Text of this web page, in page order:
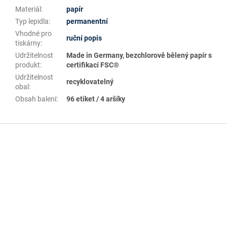
Materiál :
papír
Typ lepidla:
permanentní
Vhodné pro
tiskárny:
ruční popis
Udržitelnost
produkt:
Made in Germany, bezchlorově bělený papír s
certifikací FSC®
Udržitelnost
obal :
recyklovatelný
Obsah balení: 96 etiket / 4 aršíky